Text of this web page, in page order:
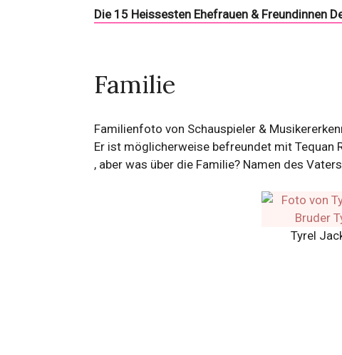
Die 15 Heissesten Ehefrauen & Freundinnen
Familie
Familienfoto von Schauspieler &
Er ist möglicherweise befreundet mit Tequan
, aber was über die Familie? Namen des
Tyrel